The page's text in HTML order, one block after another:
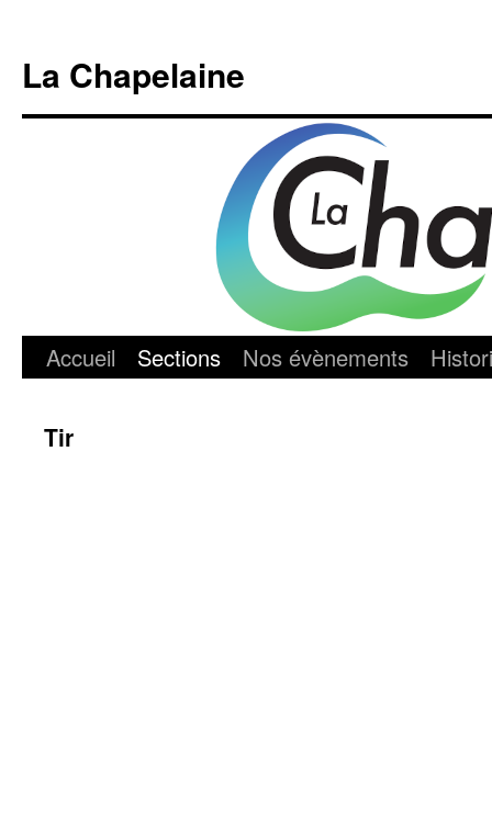
contenu
La Chapelaine
Accueil Sections Nos évènements
Tir